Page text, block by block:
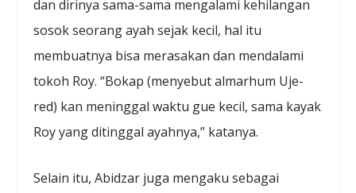
dan dirinya sama-sama mengalami kehilangan
sosok seorang ayah sejak kecil, hal itu
membuatnya bisa merasakan dan mendalami
tokoh Roy. “Bokap (menyebut almarhum Uje-
red) kan meninggal waktu gue kecil, sama kayak
Roy yang ditinggal ayahnya,” katanya.
Selain itu, Abidzar juga mengaku sebagai